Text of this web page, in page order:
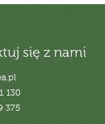
się z nami
130
375